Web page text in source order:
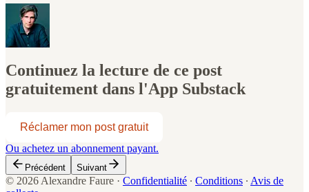
Continuez la lecture de ce post
gratuitement dans l'App Substack
Réclamer mon post gratuit
Ou achetez un abonnement payant.
Précédent Suivant
© 2026 Alexandre Faure · Confidentialité ∙ Conditions ∙ Avis de